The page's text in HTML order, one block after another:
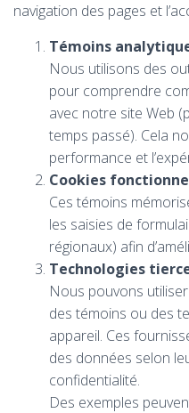
navigation des pages et
Témoins
Nous utilisons des
pour comprendre
avec notre site Web
temps passé). Cela
performance et
Cookies
Ces témoins
les saisies de
régionaux) afin
Technologies
Nous pouvons
des témoins ou des
appareil. Ces
des données selon
confidentialité.
Des exemples